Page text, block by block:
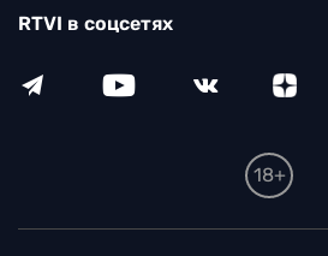
RTVI в соцсетях
18+